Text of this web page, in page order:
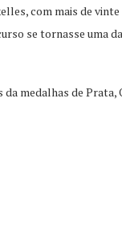
com mais de
se tornasse uma
medalhas de Prata,